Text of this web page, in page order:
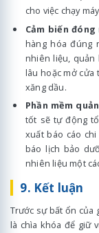
cho việc chạy
Cảm biến
hàng hóa đúng
nhiên liệu, quản
lâu hoặc mở cửa
xăng dầu.
Phần mềm
tốt sẽ tự động
xuất báo cáo
báo lịch bảo
nhiên liệu một
9. Kết luận
Trước sự bất ổn của
là chìa khóa để giữ